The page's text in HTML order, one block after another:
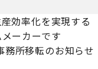
効率化を実現する
ーカーです
務所移転のお知らせ